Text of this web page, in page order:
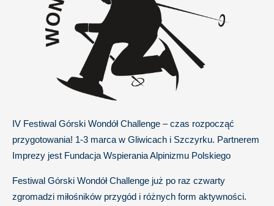
IV Festiwal Górski Wondół Challenge – czas rozpocząć
przygotowania! 1-3 marca w Gliwicach i Szczyrku. Partnerem
Imprezy jest Fundacja Wspierania Alpinizmu Polskiego
Festiwal Górski Wondół Challenge już po raz czwarty
zgromadzi miłośników przygód i różnych form aktywności.